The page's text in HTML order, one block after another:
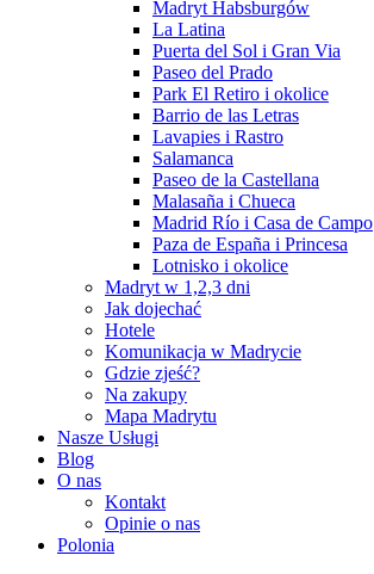
Madryt Habsburgów
La Latina
Puerta del Sol i Gran Via
Paseo del Prado
Park El Retiro i okolice
Barrio de las Letras
Lavapies i Rastro
Salamanca
Paseo de la Castellana
Malasaña i Chueca
Madrid Río i Casa de Campo
Paza de España i Princesa
Lotnisko i okolice
Madryt w 1,2,3 dni
Jak dojechać
Hotele
Komunikacja w Madrycie
Gdzie zjeść?
Na zakupy
Mapa Madrytu
Nasze Usługi
Blog
O nas
Kontakt
Opinie o nas
Polonia